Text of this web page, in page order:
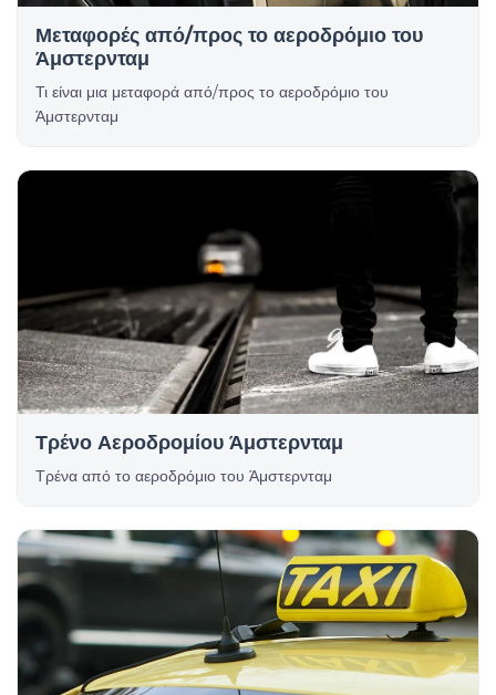
Μεταφορές από/προς το αεροδρόμιο του
Άμστερνταμ
Τι είναι μια μεταφορά από/προς το αεροδρόμιο του
Άμστερνταμ
Τρένο Αεροδρομίου Άμστερνταμ
Τρένα από το αεροδρόμιο του Άμστερνταμ